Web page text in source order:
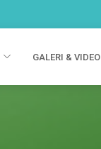
GALERI & VIDEO